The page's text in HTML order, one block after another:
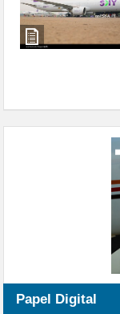
Papel Digital